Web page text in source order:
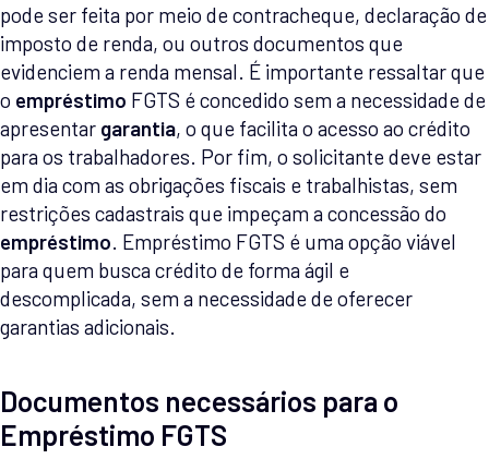
pode ser feita por meio de contracheque, declaração de
imposto de renda, ou outros documentos que
evidenciem a renda mensal. É importante ressaltar que
o empréstimo FGTS é concedido sem a necessidade de
apresentar garantia, o que facilita o acesso ao crédito
para os trabalhadores. Por fim, o solicitante deve estar
em dia com as obrigações fiscais e trabalhistas, sem
restrições cadastrais que impeçam a concessão do
empréstimo. Empréstimo FGTS é uma opção viável
para quem busca crédito de forma ágil e
descomplicada, sem a necessidade de oferecer
garantias adicionais.
Documentos necessários para o
Empréstimo FGTS